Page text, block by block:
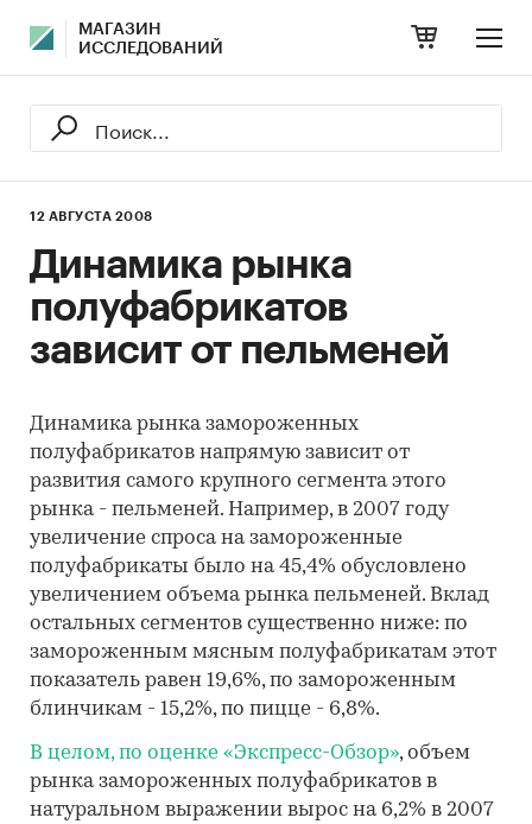
МАГАЗИН
ИССЛЕДОВАНИЙ
12 АВГУСТА 2008
Динамика рынка
полуфабрикатов
зависит от пельменей
Динамика рынка замороженных
полуфабрикатов напрямую зависит от
развития самого крупного сегмента этого
рынка - пельменей. Например, в 2007 году
увеличение спроса на замороженные
полуфабрикаты было на 45,4% обусловлено
увеличением объема рынка пельменей. Вклад
остальных сегментов существенно ниже: по
замороженным мясным полуфабрикатам этот
показатель равен 19,6%, по замороженным
блинчикам - 15,2%, по пицце - 6,8%.
В целом, по оценке «Экспресс-Обзор», объем
рынка замороженных полуфабрикатов в
натуральном выражении вырос на 6,2% в 2007